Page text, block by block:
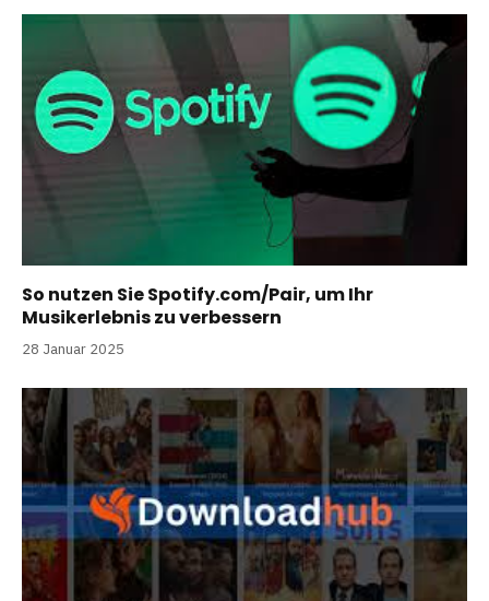
So nutzen Sie Spotify.com/Pair, um Ihr
Musikerlebnis zu verbessern
28 Januar 2025